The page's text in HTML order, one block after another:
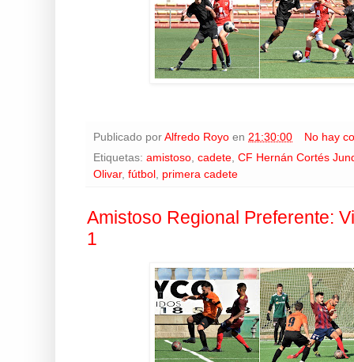
Publicado por Alfredo Royo en 21:30:00
No hay
Etiquetas: amistoso, cadete, CF Hernán Cortés
Olivar, fútbol , primera cadete
Amistoso Regional Preferente:
1